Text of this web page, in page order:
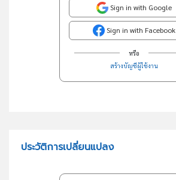
Sign in with Google
Sign in with Facebook
หรือ
สร้างบัญชีผู้ใช้งาน
ประวัติการเปลี่ยนแปลง